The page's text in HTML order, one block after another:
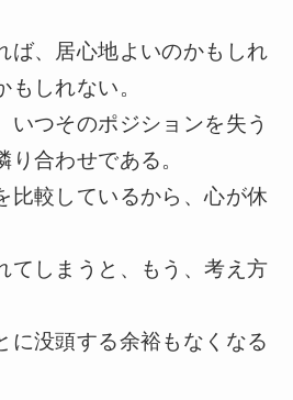
ば、居心地よいのかもしれ
しれない。
いつそのポジションを失う
合わせである。
比較しているから、心が休
てしまうと、もう、考え方
に没頭する余裕もなくなる